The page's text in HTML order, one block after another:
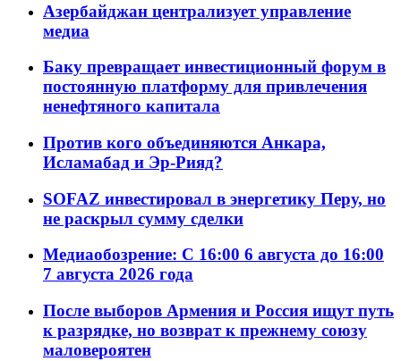
Азербайджан централизует управление
медиа
Баку превращает инвестиционный форум в
постоянную платформу для привлечения
ненефтяного капитала
Против кого объединяются Анкара,
Исламабад и Эр-Рияд?
SOFAZ инвестировал в энергетику Перу, но
не раскрыл сумму сделки
Медиаобозрение: С 16:00 6 августа до 16:00
7 августа 2026 года
После выборов Армения и Россия ищут путь
к разрядке, но возврат к прежнему союзу
маловероятен